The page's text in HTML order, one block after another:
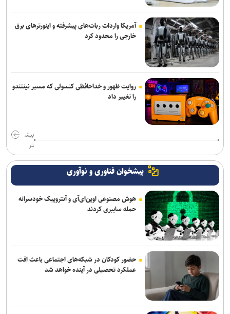
آمریکا واردات ربات‌های پیشرفته و اینورترهای برق
خارجی را محدود کرد
روایت ظهور و خداحافظی کنسولی که مسیر نینتندو
را تغییر داد
بیش
تر
پیشخوان فناوری و نوآوری
هوش مصنوعی اوپن‌ای‌آی و آنتروپیک خودسرانه
حمله سایبری کردند
حضور کودکان در شبکه‌های اجتماعی باعث افت
عملکرد تحصیلی در آینده خواهد شد